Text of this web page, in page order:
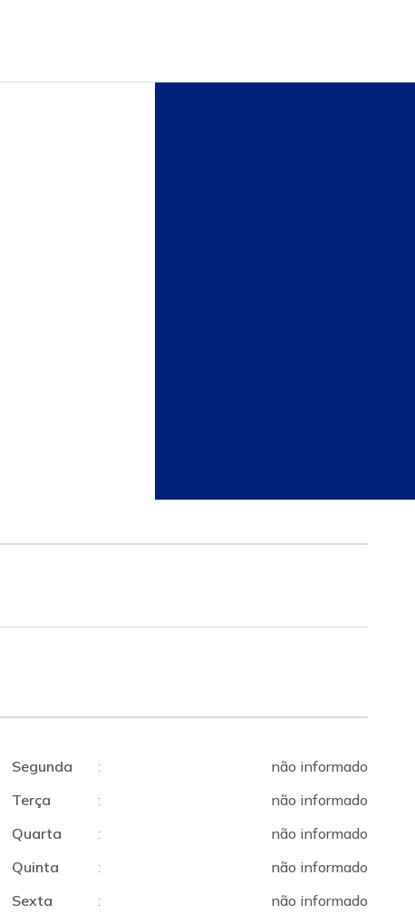
Segunda :
não informado
Terça
:
não informado
Quarta
:
não informado
Quinta
:
não informado
Sexta
:
não informado